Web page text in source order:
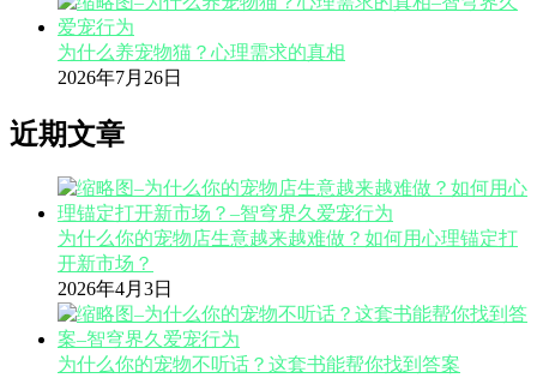
为什么养宠物猫？心理需求的真相
2026年7月26日
近期文章
为什么你的宠物店生意越来越难做？如何用心理锚定打
开新市场？
2026年4月3日
为什么你的宠物不听话？这套书能帮你找到答案